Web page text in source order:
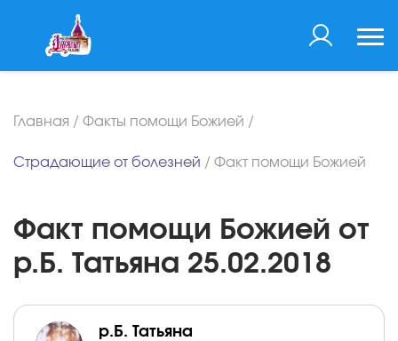
Главная / Факты помощи Божией /
Страдающие от болезней / Факт помощи Божией
Факт помощи Божией от
р.Б. Татьяна 25.02.2018
р.Б. Татьяна